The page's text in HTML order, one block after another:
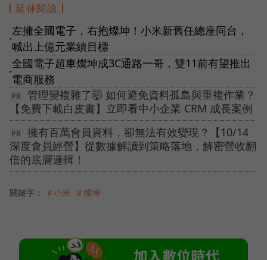
延伸閱讀
●
左擁全國電子，右抱燦坤！小米新舊任總座同台，
喊出上億元業績目標
●
全國電子超車燦坤成3C通路一哥，雙11前有望推出
電商服務
管理變複雜了🤯 如何避免資料孤島與重複作業？
【免費下載白皮書】立即看中小企業 CRM 成長案例
擁有百萬會員資料，卻無法有效變現？【10/14
深度會員經營】從數據解讀到策略落地，解密營收翻
倍的底層邏輯！
關鍵字： ＃小米 ＃燦坤